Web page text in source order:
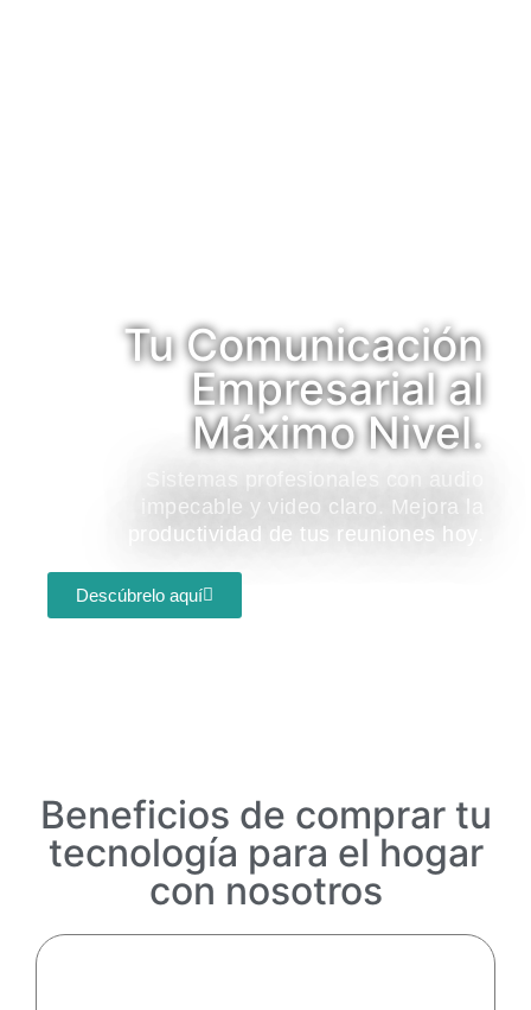
Tu Comunicación
Empresarial al
Máximo Nivel.
Sistemas profesionales con audio
impecable y video claro. Mejora la
productividad de tus reuniones hoy.
Descúbrelo aquí
Beneficios de comprar tu
tecnología para el hogar
con nosotros